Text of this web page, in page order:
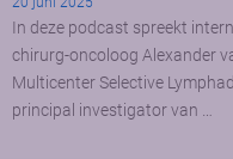
In deze podcast spreekt
chirurg-oncoloog Alexander
Multicenter Selective
principal investigator van …